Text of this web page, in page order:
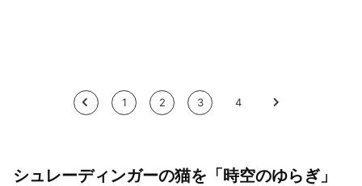
< 1 2 3 4 >
シュレーディンガーの猫を「時空のゆらぎ」